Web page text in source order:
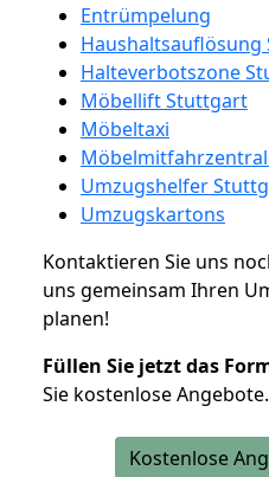
Entrümpelung
Halteverbotszone
Möbellift Stuttgart
Möbeltaxi
Umzugshelfer
Umzugskartons
Kontaktieren Sie uns
uns gemeinsam Ihren
planen!
Füllen Sie jetzt das
Sie kostenlose Angebote.
Kostenlose